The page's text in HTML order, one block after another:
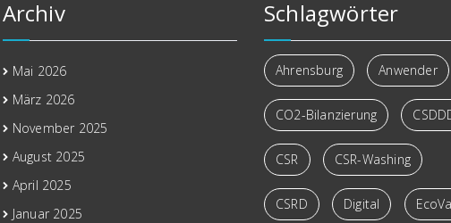
Archiv
Mai 2026
März 2026
November 2025
August 2025
April 2025
Januar 2025
Schlagwörter
Ahrensburg Anwender
CO2-Bilanzierung
CSR CSR-Washing
CSRD Digital